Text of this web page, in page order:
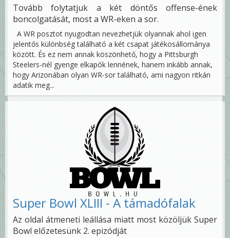
Tovább folytatjuk a két döntős offense-ének
boncolgatását, most a WR-eken a sor.
A WR posztot nyugodtan nevezhetjük olyannak ahol igen
jelentős különbség található a két csapat játékosállománya
között. És ez nem annak köszönhető, hogy a Pittsburgh
Steelers-nél gyenge elkapók lennének, hanem inkább annak,
hogy Arizonában olyan WR-sor található, ami nagyon ritkán
adatik meg...
Super Bowl XLIII - A támadófalak
Az oldal átmeneti leállása miatt most közöljük Super
Bowl előzetesünk 2. epizódját